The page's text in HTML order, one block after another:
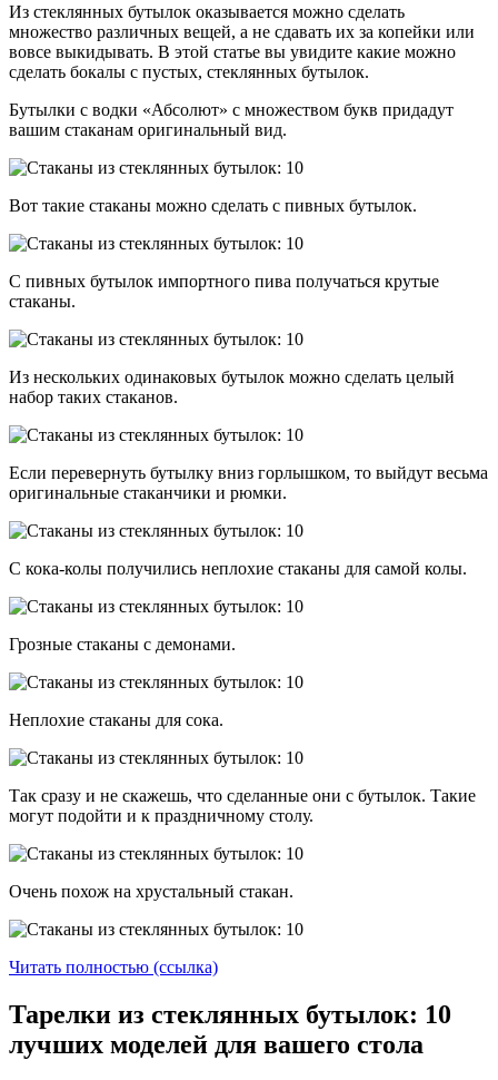
Из стеклянных бутылок оказывается можно сделать
множество различных вещей, а не сдавать их за копейки или
вовсе выкидывать. В этой статье вы увидите какие можно
сделать бокалы с пустых, стеклянных бутылок.
Бутылки с водки «Абсолют» с множеством букв придадут
вашим стаканам оригинальный вид.
Вот такие стаканы можно сделать с пивных бутылок.
С пивных бутылок импортного пива получаться крутые
стаканы.
Из нескольких одинаковых бутылок можно сделать целый
набор таких стаканов.
Если перевернуть бутылку вниз горлышком, то выйдут весьма
оригинальные стаканчики и рюмки.
С кока-колы получились неплохие стаканы для самой колы.
Грозные стаканы с демонами.
Неплохие стаканы для сока.
Так сразу и не скажешь, что сделанные они с бутылок. Такие
могут подойти и к праздничному столу.
Очень похож на хрустальный стакан.
Читать полностью (ссылка)
Тарелки из стеклянных бутылок: 10
лучших моделей для вашего стола